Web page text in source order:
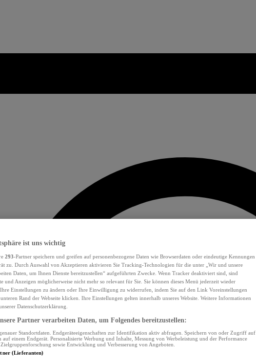
ist uns wichtig
293-Partner speichern und greifen auf personenbezogene Daten wie Browserdaten oder eindeutige Kennungen
zu. Durch Auswahl von Akzeptieren aktivieren Sie Tracking-Technologien für die unter „Wir und unsere
Daten, um Ihnen Dienste bereitzustellen“ aufgeführten Zwecke. Wenn Tracker deaktiviert sind, sind
und Anzeigen möglicherweise nicht mehr so relevant für Sie. Sie können dieses Menü jederzeit wieder
Einstellungen zu ändern oder Ihre Einwilligung zu widerrufen, indem Sie auf den Link Voreinstellungen
Rand der Webseite klicken. Ihre Einstellungen gelten innerhalb unseres Website. Weitere Informationen
Datenschutzerklärung.
Partner verarbeiten Daten, um Folgendes bereitzustellen:
Standortdaten. Endgeräteeigenschaften zur Identifikation aktiv abfragen. Speichern von oder Zugriff auf
einem Endgerät. Personalisierte Werbung und Inhalte, Messung von Werbeleistung und der Performance
sowie Entwicklung und Verbesserung von Angeboten.
(Lieferanten)